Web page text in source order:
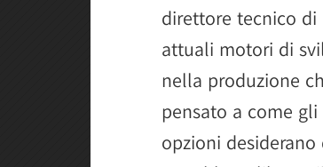
direttore tecnico di
attuali motori di
nella produzione
pensato a come
opzioni